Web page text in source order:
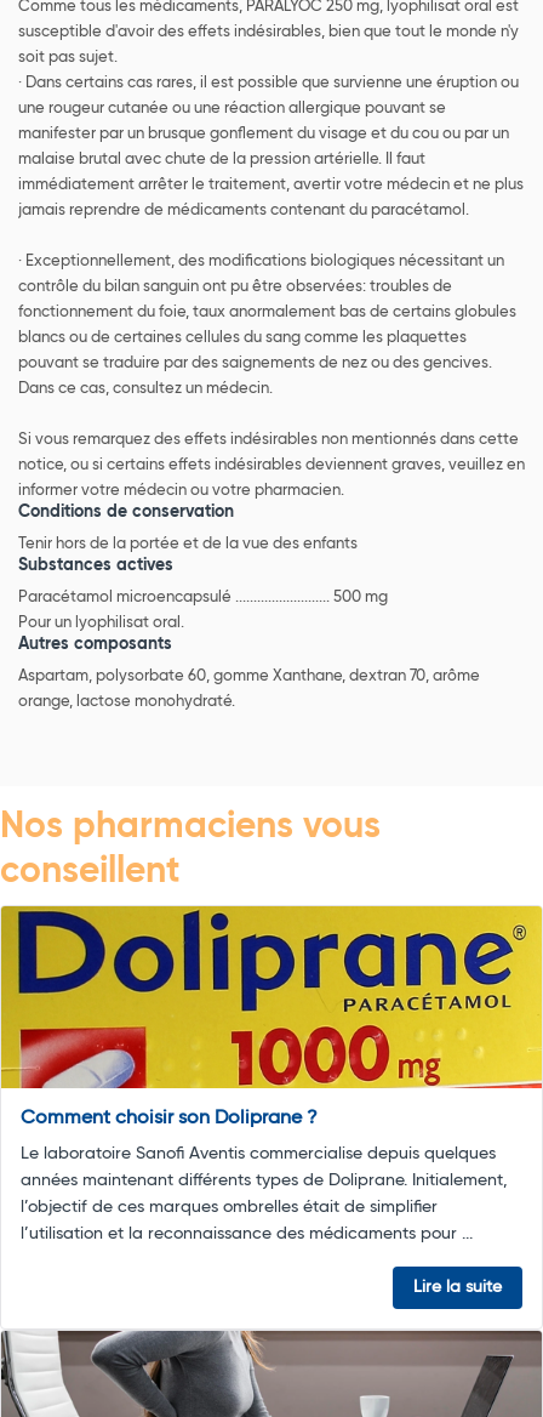
Comme tous les médicaments, PARALYOC 250 mg, lyophilisat oral est
susceptible d'avoir des effets indésirables, bien que tout le monde n'y
soit pas sujet.
· Dans certains cas rares, il est possible que survienne une éruption ou
une rougeur cutanée ou une réaction allergique pouvant se
manifester par un brusque gonflement du visage et du cou ou par un
malaise brutal avec chute de la pression artérielle. Il faut
immédiatement arrêter le traitement, avertir votre médecin et ne plus
jamais reprendre de médicaments contenant du paracétamol.
· Exceptionnellement, des modifications biologiques nécessitant un
contrôle du bilan sanguin ont pu être observées: troubles de
fonctionnement du foie, taux anormalement bas de certains globules
blancs ou de certaines cellules du sang comme les plaquettes
pouvant se traduire par des saignements de nez ou des gencives.
Dans ce cas, consultez un médecin.
Si vous remarquez des effets indésirables non mentionnés dans cette
notice, ou si certains effets indésirables deviennent graves, veuillez en
informer votre médecin ou votre pharmacien.
Conditions de conservation
Tenir hors de la portée et de la vue des enfants
Substances actives
Paracétamol microencapsulé .......................... 500 mg
Pour un lyophilisat oral.
Autres composants
Aspartam, polysorbate 60, gomme Xanthane, dextran 70, arôme
orange, lactose monohydraté.
Nos pharmaciens vous
conseillent
Comment choisir son Doliprane ?
Le laboratoire Sanofi Aventis commercialise depuis quelques
années maintenant différents types de Doliprane. Initialement,
l’objectif de ces marques ombrelles était de simplifier
l’utilisation et la reconnaissance des médicaments pour ...
Lire la suite